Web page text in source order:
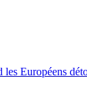
les Européens